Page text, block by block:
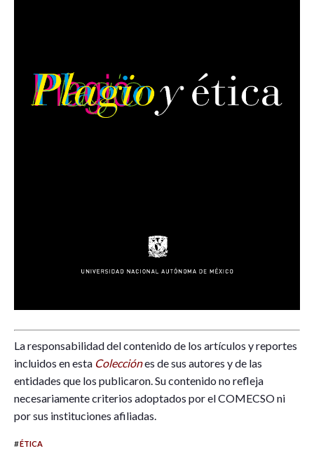
La responsabilidad del contenido de los artículos y reportes
incluidos en esta Colecciónes de sus autores yde las
entidades que los publicaron. Su contenido no refleja
necesariamentecriterios adoptados por elCOMECSO ni
porsus instituciones afiliadas.
#ÉTICA